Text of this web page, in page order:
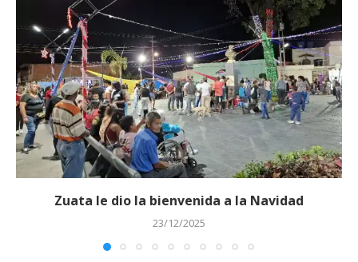
Zuata le dio la bienvenida a la Navidad
23/12/2025